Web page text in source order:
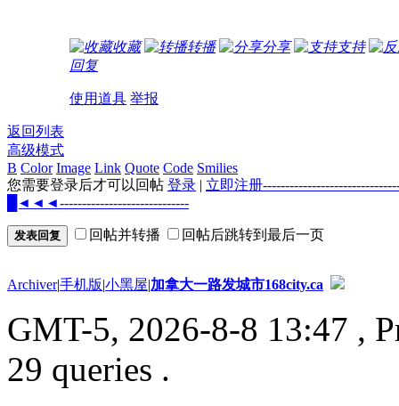
收藏 转播 分享
支持
回复
使用道具 举报
返回列表
高级模式
B Color Image Link Quote Code Smilies
您需要登录后才可以回帖 登录 | 立即注册
█◄◄◄-----------------------------
发表回复 回帖并转播 回帖后跳转到最后一页
Archiver|手机版|小黑屋|加拿大一路发城市168city.ca
GMT-5, 2026-8-8 13:47 ,
29 queries .